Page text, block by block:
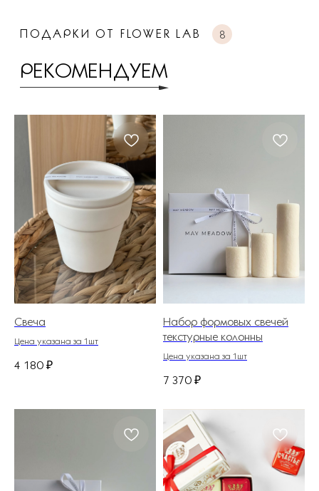
Свеча
Цена указана за 1шт
4 180 ₽
Набор формовых свечей
текстурные колонны
Цена указана за 1шт
7 370 ₽